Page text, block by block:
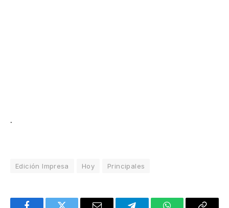
.
Edición Impresa Hoy Principales